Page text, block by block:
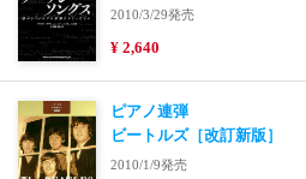
2010/3/29発売
¥ 2,640
ピアノ連弾
ビートルズ［改訂新版］
2010/1/9発売